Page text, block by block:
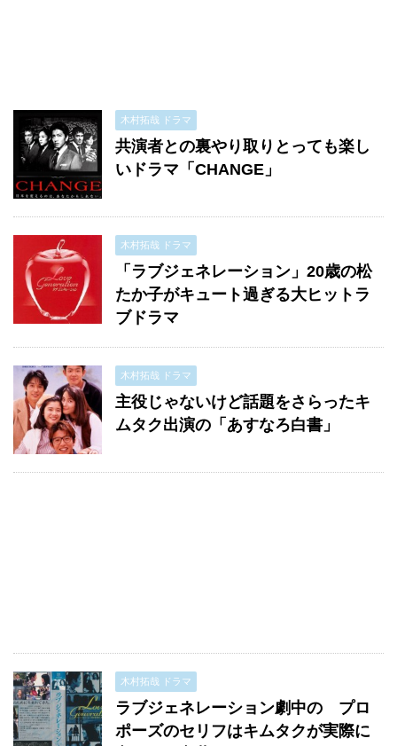
木村拓哉 ドラマ
共演者との裏やり取りとっても楽し
いドラマ「CHANGE」
木村拓哉 ドラマ
「ラブジェネレーション」20歳の松
たか子がキュート過ぎる大ヒットラ
ブドラマ
木村拓哉 ドラマ
主役じゃないけど話題をさらったキ
ムタク出演の「あすなろ白書」
木村拓哉 ドラマ
ラブジェネレーション劇中の プロ
ポーズのセリフはキムタクが実際に